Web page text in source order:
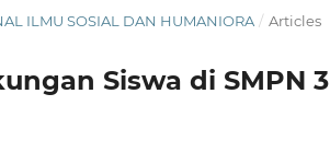
ILMU SOSIAL DAN HUMANIORA / Articles
Siswa di SMPN 3